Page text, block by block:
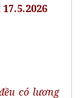
có lương